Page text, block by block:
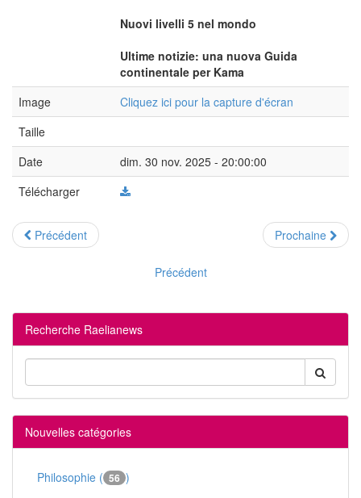
Nuovi livelli 5 nel mondo
Ultime notizie: una nuova Guida
continentale per Kama
Image
Cliquez ici pour la capture d'écran
Taille
Date
dim. 30 nov. 2025 - 20:00:00
Télécharger
Précédent Prochaine
Précédent
Recherche Raelianews
Nouvelles catégories
Philosophie ( 56 )